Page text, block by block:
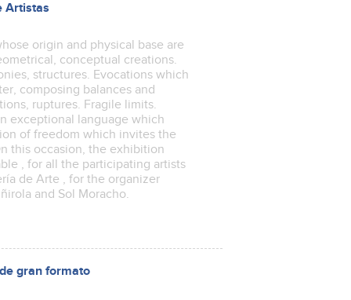
Artistas
origin and physical base are
conceptual creations.
structures. Evocations which
composing balances and
ruptures. Fragile limits.
exceptional language which
of freedom which invites the
this occasion, the exhibition
, for all the participating artists
de Arte , for the organizer
and Sol Moracho.
gran formato